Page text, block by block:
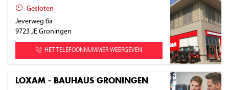
Gesloten
Jeverweg 6a
9723 JE Groningen
HET TELEFOONNUMMER WEERGEVEN
LOXAM - BAUHAUS GRONINGEN